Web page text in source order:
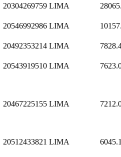
20304269759 LIMA
20546992986 LIMA
20492353214 LIMA
20543919510 LIMA
20467225155 LIMA
20512433821 LIMA